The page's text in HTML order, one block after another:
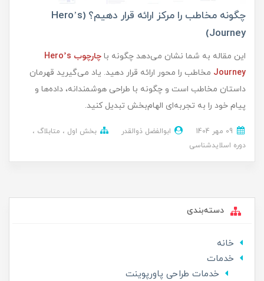
چگونه مخاطب را مرکز ارائه قرار دهیم؟ (Hero’s
Journey)
این مقاله به شما نشان می‌دهد چگونه با
چارچوب Hero’s
Journey مخاطب را محور ارائه قرار دهید. یاد می‌گیرید قهرمان
داستان مخاطب است و چگونه با طراحی هوشمندانه، داده‌ها و
پیام خود را به تجربه‌ای الهام‌بخش تبدیل کنید.
ابوالفضل ذوالقدر بخش اول
متابلاگ
دوره اسلایدشناسی
دسته‌بندی
خانه
خدمات
خدمات طراحی پاورپوینت